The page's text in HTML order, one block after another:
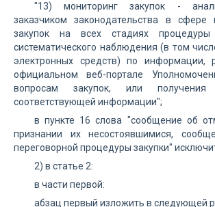
"13) мониторинг закупок -
заказчиком законодательства в сфере
закупок на всех стадиях процедуры
систематического наблюдения (в том
электронных средств) по информации,
официальном веб-портале
вопросам закупок, или получения
соответствующей информации";
в пункте 16 слова "сообщение об
признании их несостоявшимися,
переговорной процедуры закупки"
2) в статье 2:
в части первой:
абзац первый изложить в следующей